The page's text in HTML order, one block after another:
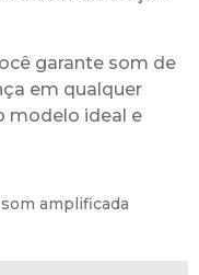
garante som de
em qualquer
modelo ideal e
amplificada